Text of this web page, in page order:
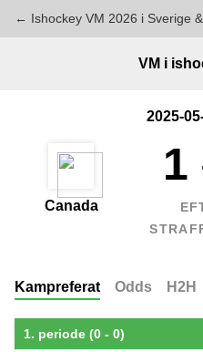
← Ishockey VM 2026 i Sverige
Canada
VM i
2025-
1
Kampreferat Odds H2H
1. periode (0 - 0)